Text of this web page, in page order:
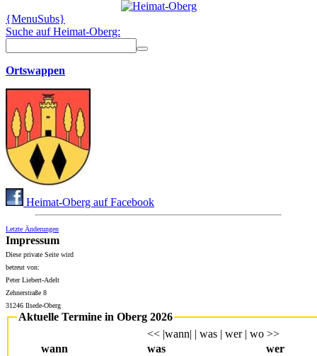
{MenuSubs}
Suche auf Heimat-Oberg:
Ortswappen
Heimat-Oberg auf Facebook
Letzte Änderungen
Impressum
Diese private Seite wird
betreut von:
Peter Liebert-Adelt
Zehnerstraße 8
31246 Ilsede-Oberg
Aktuelle Termine in Oberg 2026
<< |wann| | was | wer | wo >>
wann
was
wer